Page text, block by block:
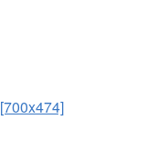
[700x474]